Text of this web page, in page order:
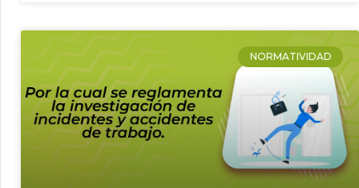
NORMATIVIDAD